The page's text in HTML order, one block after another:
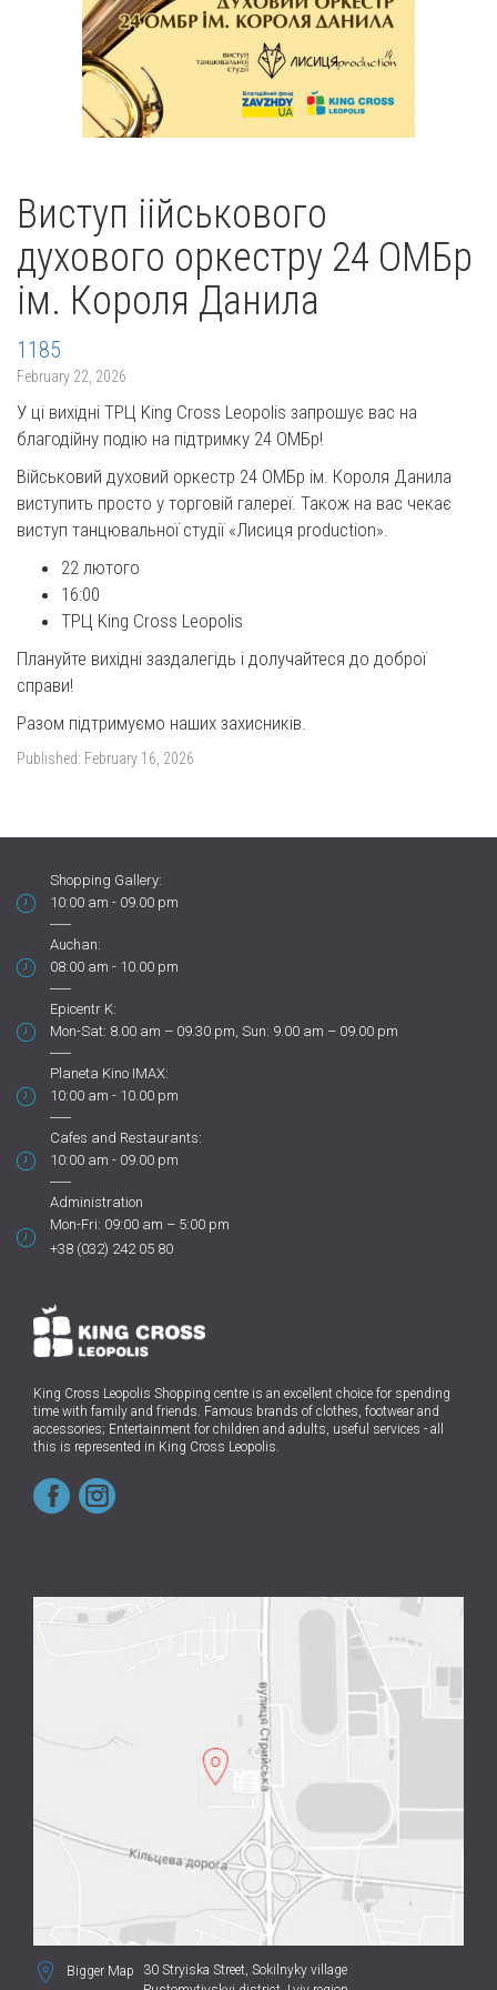
Виступ іійськового
духового оркестру 24 ОМБр
ім. Короля Данила
1185
February 22, 2026
У ці вихідні ТРЦ King Cross Leopolis запрошує вас на
благодійну подію на підтримку 24 ОМБр!
Військовий духовий оркестр 24 ОМБр ім. Короля Данила
виступить просто у торговій галереї. Також на вас чекає
виступ танцювальної студії «Лисиця production».
22 лютого
16:00
ТРЦ King Cross Leopolis
Плануйте вихідні заздалегідь і долучайтеся до доброї
справи!
Разом підтримуємо наших захисників.
Published: February 16, 2026
Shopping Gallery:
10:00 am - 09.00 pm
Auchan:
08:00 am - 10.00 pm
Epicentr K:
Mon-Sat: 8.00 am – 09.30 pm, Sun: 9.00 am – 09.00 pm
Planeta Kino IMAX:
10:00 am - 10.00 pm
Cafes and Restaurants:
10:00 am - 09.00 pm
Administration
Mon-Fri: 09:00 am – 5:00 pm
+38 (032) 242 05 80
King Cross Leopolis Shopping centre is an excellent choice for spending
time with family and friends. Famous brands of clothes, footwear and
accessories; Entertainment for children and adults, useful services - all
this is represented in King Cross Leopolis.
Bigger Map 30 Stryiska Street, Sokilnyky village